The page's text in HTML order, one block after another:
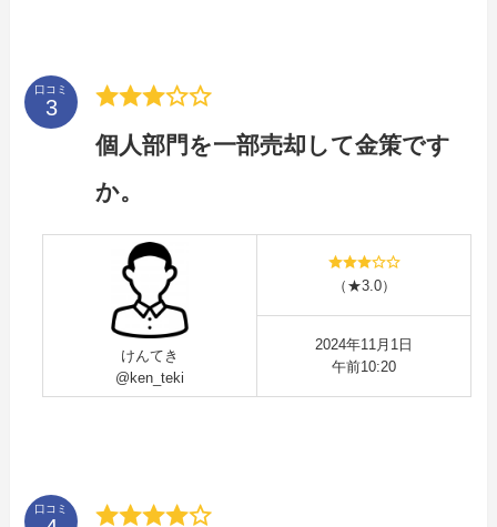
口コミ
個人部門を一部売却して金策です
か。
けんてき
@ken_teki
（★3.0）
2024年11月1日
午前10:20
口コミ